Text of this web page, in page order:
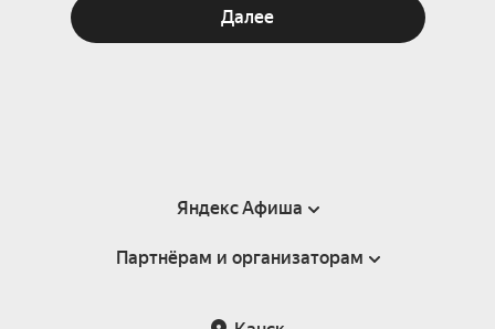
Далее
Яндекс Афиша
Справка
Партнёрам и организаторам